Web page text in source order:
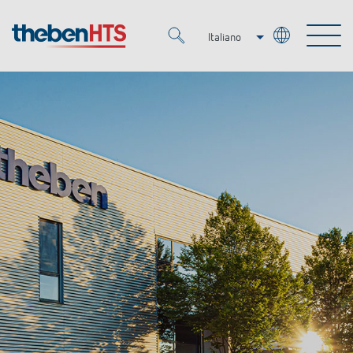
Italiano
Deutsch
Prodotti
KNX
Smart Home
DALI
Rilevatori di presenza/movimento
Fari a LED
OEM
Soluzioni OEM
Esperti OEM
Referenze
Soluzioni
Regolazione del tempo e della luce
Controllo dell'illuminazione DALI-2
Servizio
Mediateca
Azienda